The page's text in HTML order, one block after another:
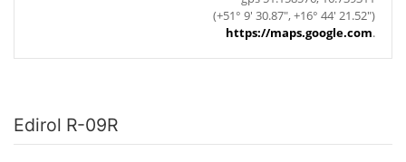
(+51° 9' 30.87", +16° 44' 21.52")
https://maps.google.com.
Edirol R-09R